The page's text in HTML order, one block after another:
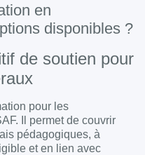
en
disponibles ?
de soutien pour
pour les
Il permet de couvrir
pédagogiques, à
et en lien avec